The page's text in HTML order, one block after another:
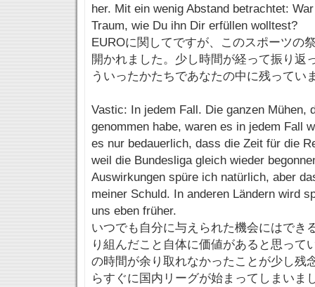
her. Mit ein wenig Abstand betrachtet:
Traum, wie Du ihn Dir erfüllen wolltest?
EUROに関してですが、このスポーツの
開かれました。少し時間が経って振り返
ういったかたちであなたの中に残ってい
Vastic: In jedem Fall. Die ganzen Mühen,
genommen habe, waren es in jedem Fall
es nur bedauerlich, dass die Zeit für die
weil die Bundesliga gleich wieder
Auswirkungen spüre ich natürlich, aber
meiner Schuld. In anderen Ländern wird
uns eben früher.
いつでも自分に与えられた機会にはでき
り組んだこと自体に価値があると思って
の時間が余り取れなかったことが少し残
らすぐに国内リーグが始まってしまいま